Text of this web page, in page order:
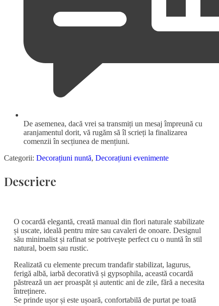
De asemenea, dacă vrei sa transmiți un mesaj împreună cu
aranjamentul dorit, vă rugăm să îl scrieți la finalizarea
comenzii în secțiunea de mențiuni.
Categorii: Decorațiuni nuntă, Decorațiuni evenimente
Descriere
O cocardă elegantă, creată manual din flori naturale stabilizate
și uscate, ideală pentru mire sau cavaleri de onoare. Designul
său minimalist și rafinat se potrivește perfect cu o nuntă în stil
natural, boem sau rustic.
Realizată cu elemente precum trandafir stabilizat, lagurus,
ferigă albă, iarbă decorativă și gypsophila, această cocardă
păstrează un aer proaspăt și autentic ani de zile, fără a necesita
întreținere.
Se prinde ușor și este ușoară, confortabilă de purtat pe toată